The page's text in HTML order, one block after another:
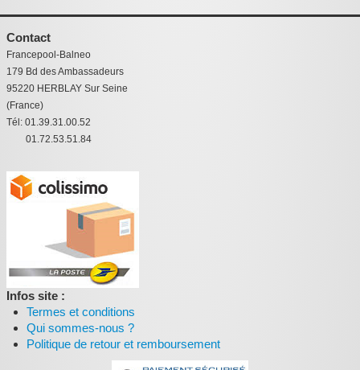
Contact
Francepool-Balneo
179 Bd des Ambassadeurs
95220 HERBLAY Sur Seine
(France)
Tél: 01.39.31.00.52
01.72.53.51.84
Infos site :
Termes et conditions
Qui sommes-nous ?
Politique de retour et remboursement